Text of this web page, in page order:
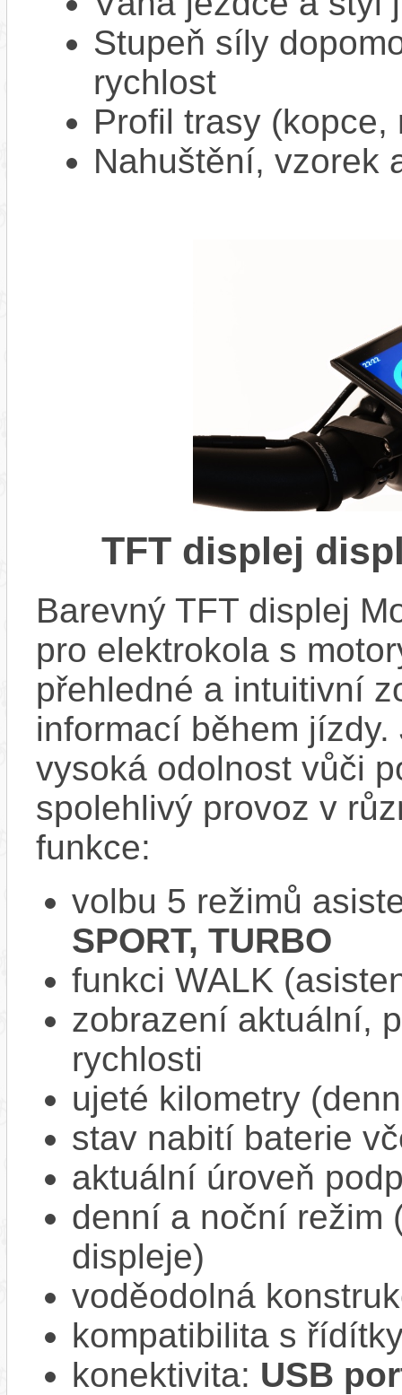
Stupeň síly
rychlost
Profil trasy
Nahuštění, vzorek
TFT displej
Barevný TFT displej
pro elektrokola s
přehledné a intuitivní
informací během
vysoká odolnost vůči
spolehlivý provoz v
funkce:
volbu 5 režimů
SPORT, TURBO
funkci WALK
zobrazení aktuální,
rychlosti
ujeté kilometry
stav nabití baterie
aktuální úroveň
denní a noční režim
displeje)
voděodolná
kompatibilita s
konektivita: USB